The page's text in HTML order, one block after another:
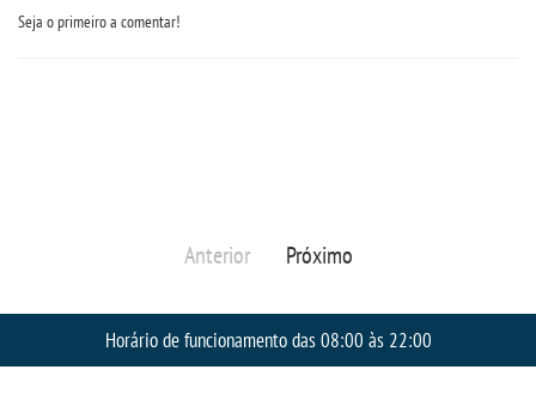
WEBMAIL
IMPRENSA
Seja o primeiro a comentar!
Anterior Próximo
Horário de funcionamento das 08:00 às 22:00